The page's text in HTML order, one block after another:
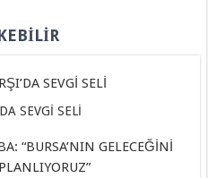
SEVGİ SELİ